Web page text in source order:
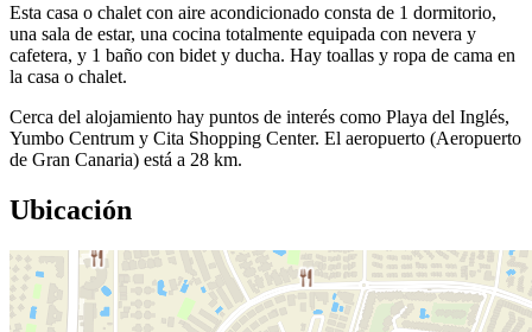
Esta casa o chalet con aire acondicionado consta de 1 dormitorio,
una sala de estar, una cocina totalmente equipada con nevera y
cafetera, y 1 baño con bidet y ducha. Hay toallas y ropa de cama en
la casa o chalet.
Cerca del alojamiento hay puntos de interés como Playa del Inglés,
Yumbo Centrum y Cita Shopping Center. El aeropuerto (Aeropuerto
de Gran Canaria) está a 28 km.
Ubicación